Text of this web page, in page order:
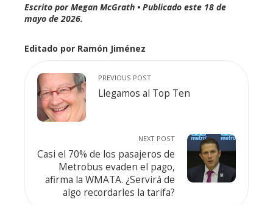
Escrito por Megan McGrath • Publicado este 18 de
mayo de 2026.
Editado por Ramón Jiménez
PREVIOUS POST
Llegamos al Top Ten
NEXT POST
Casi el 70% de los pasajeros de
Metrobus evaden el pago,
afirma la WMATA. ¿Servirá de
algo recordarles la tarifa?